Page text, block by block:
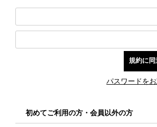
パスワードを
初めてご利用の方・会員以外の方